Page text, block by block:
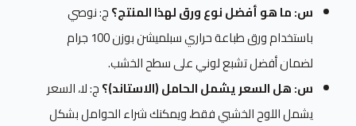
س: ما هو أفضل نوع ورق لهذا المنتج؟ج: نوصي
باستخدام ورق طباعة حراري سبلميشن بوزن 100 جرام
لضمان أفضل تشبع لوني على سطح الخشب.
س: هل السعر يشمل الحامل (الاستاند)؟ج: لا، السعر
يشمل اللوح الخشبي فقط، ويمكنك شراء الحوامل بشكل